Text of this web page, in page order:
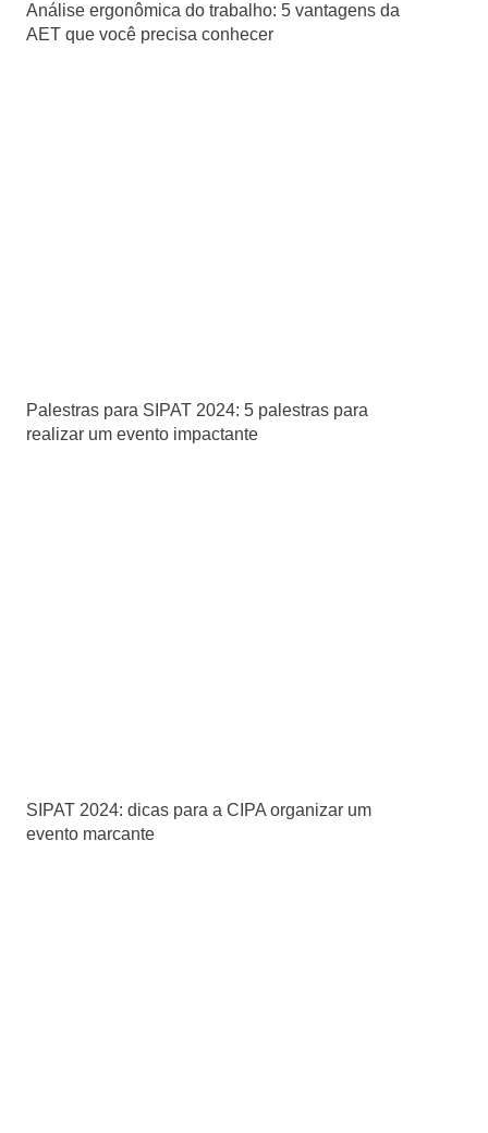
Análise ergonômica do trabalho: 5 vantagens da
AET que você precisa conhecer
Palestras para SIPAT 2024: 5 palestras para
realizar um evento impactante
SIPAT 2024: dicas para a CIPA organizar um
evento marcante